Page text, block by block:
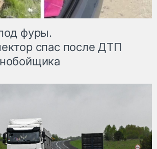
фуры.
спас после ДТП